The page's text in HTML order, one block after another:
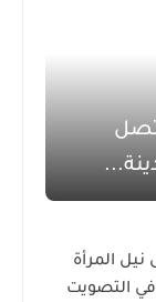
تصل
نيل المرأة
التصويت